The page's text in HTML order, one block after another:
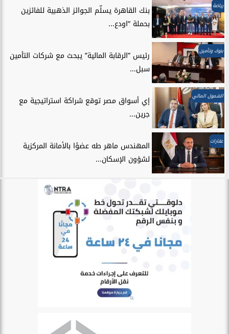
رياضة
بنك القاهرة يسلّم الجوائز الذهبية للفائزين
بحملة “اودع...
بنوك وتأمين
رئيس ”الرقابة المالية” يبحث مع شركات التأمين
سبل...
الشمول المالي
إي أسواق مصر توقع شراكة استراتيجية مع
جرين...
عقارات
المهندس ماهر طه عضوًا بالأمانة المركزية
لشؤون الإسكان...